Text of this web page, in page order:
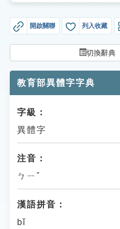
遊戲專區
教學應用
貓頭鷹博士
開啟關聯 列入收藏
切換辭典
教育部異體字字典
字級：
異體字
注音：
ㄅㄧˇ
漢語拼音：
bǐ